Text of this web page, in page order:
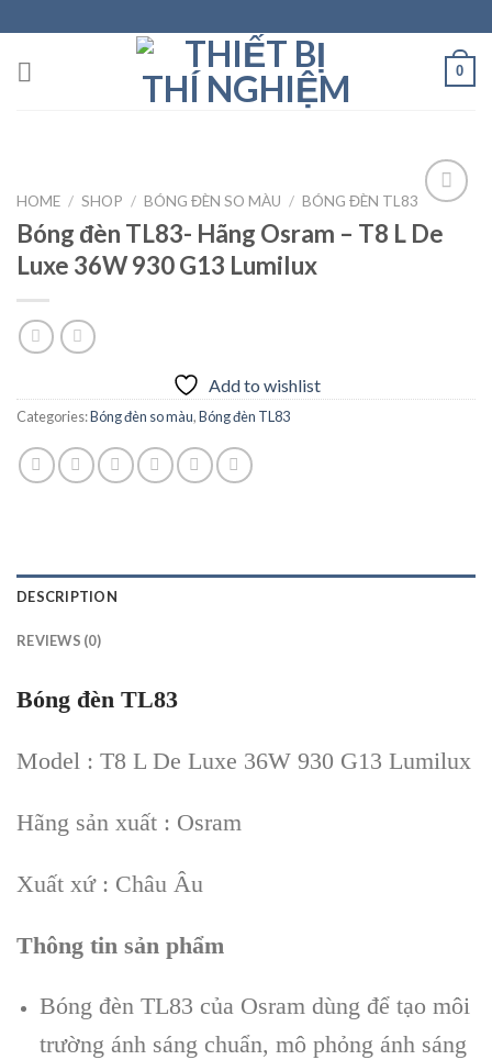
to
content
0
HOME / SHOP / BÓNG ĐÈN SO MÀU / BÓNG ĐÈN TL83
Bóng đèn TL83- Hãng Osram – T8 L De
Luxe 36W 930 G13 Lumilux
Add to wishlist
Categories:Bóng đèn so màu,Bóng đèn TL83
DESCRIPTION
REVIEWS (0)
Bóng đèn TL83
Model : T8 L De Luxe 36W 930 G13 Lumilux
Hãng sản xuất : Osram
Xuất xứ : Châu Âu
Thông tin sản phẩm
Bóng đèn TL83 của Osram dùng để tạo môi
trường ánh sáng chuẩn, mô phỏng ánh sáng